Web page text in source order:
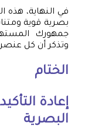
في النهاية،
بصرية قوية
جمهورك
وتذكر أن كل
الختام
إعادة
البصرية